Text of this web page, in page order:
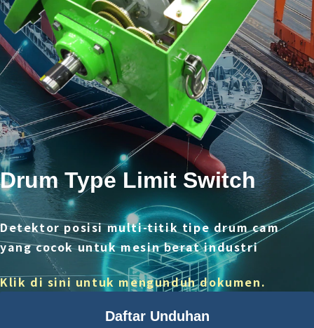
Drum Type Limit Switch
Detektor posisi multi-titik tipe drum cam
yang cocok untuk mesin berat industri
Klik di sini untuk mengunduh dokumen.
Daftar Unduhan